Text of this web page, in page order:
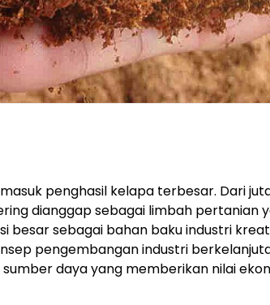
penghasil kelapa terbesar. Dari
dianggap sebagai limbah pertanian
besar sebagai bahan baku industri
pengembangan industri
daya yang memberikan nilai